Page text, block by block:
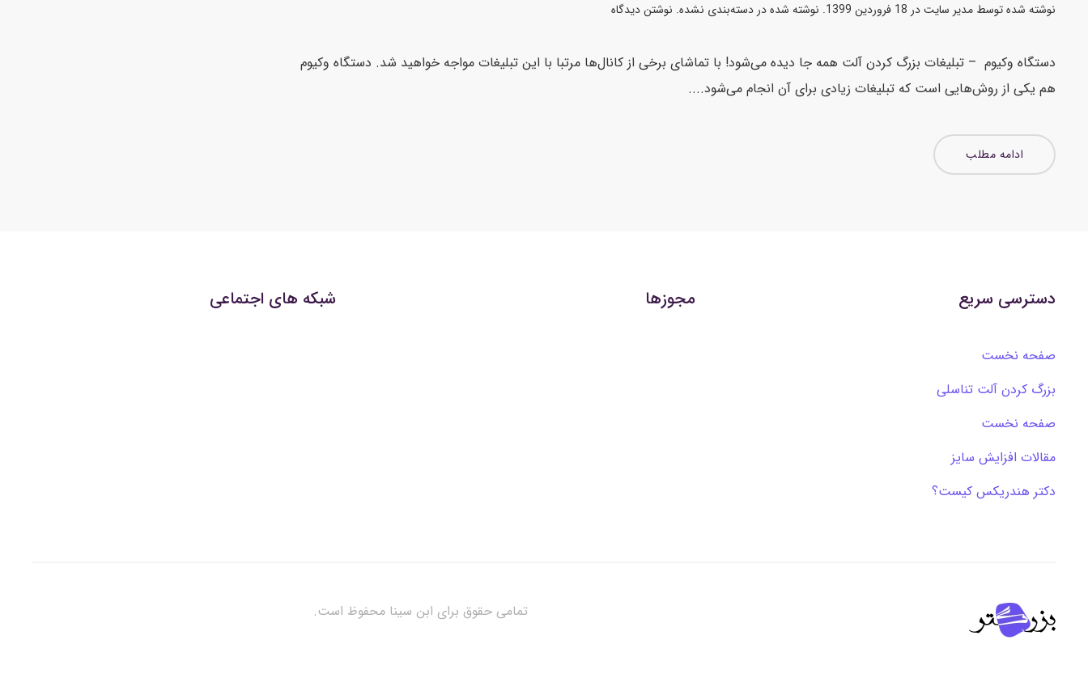
نوشته شده توسط مدیر سایتدر 18 فروردین 1399 . نوشته شده در دسته‌بندی نشده. نوشتن دیدگاه
دستگاه وکیوم – تبلیغات بزرگ کردن آلت همه جا دیده می‌شود! با تماشای برخی از کانال‌ها مرتبا با این تبلیغات مواجه خواهید شد. دستگاه وکیوم
هم یکی از روش‌هایی است که تبلیغات زیادی برای آن انجام می‌شود....
ادامه مطلب
دسترسی سریع
صفحه نخست
بزرگ کردن آلت تناسلی
صفحه نخست
مقالات افزایش سایز
دکتر هندریکس کیست؟
مجوزها شبکه های اجتماعی
تمامی حقوق برای ابن سینا محفوظ است.